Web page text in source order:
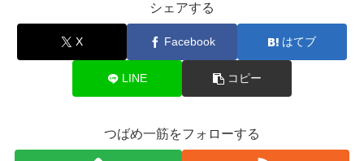
シェアする
X Facebook はてブ
LINE コピー
つばめ一筋をフォローする